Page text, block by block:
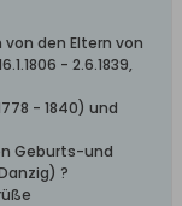
den Eltern von
- 2.6.1839,
- 1840) und
Geburts-und
?